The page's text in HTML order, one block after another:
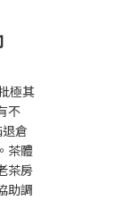
極其
不
倉
茶體
茶房
助調